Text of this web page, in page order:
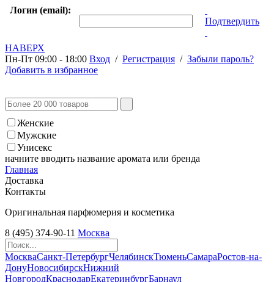
Логин (email):
Подтвердить
НАВЕРХ
Пн-Пт 09:00 - 18:00 Вход / Регистрация / Забыли пароль?
Добавить в избранное
Женские
Мужские
Унисекс
начните вводить название аромата или бренда
Главная
Доставка
Контакты
Оригинальная парфюмерия и косметика
8 (495) 374-90-11 Москва
МоскваСанкт-ПетербургЧелябинскТюменьСамараРостов-на-
ДонуНовосибирскНижний
НовгородКраснодарЕкатеринбургБарнаул